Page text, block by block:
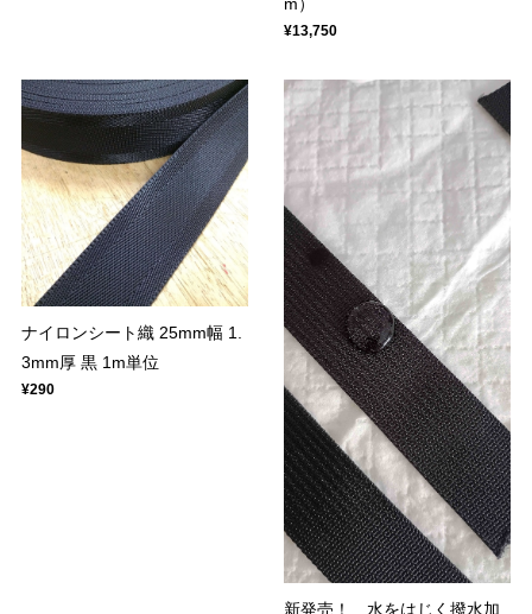
¥13,750
ナイロンシート織 25mm幅 1.
3mm厚 黒 1m単位
¥290
新発売！ 水をはじく撥水加